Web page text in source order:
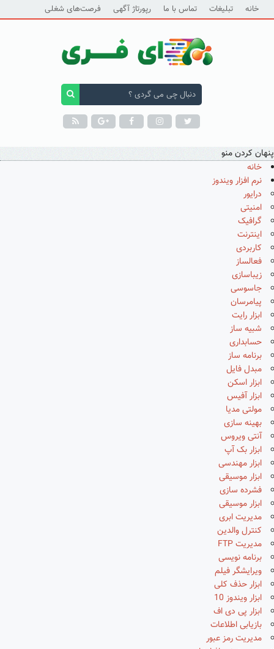
خانه تبلیغات تماس با ما رپورتاژ آگهی فرصت‌های شغلی
پنهان کردن منو
خانه
نرم افزار ویندوز
درایور
امنیتی
گرافیک
اینترنت
کاربردی
فعالساز
زیباسازی
جاسوسی
پیامرسان
ابزار رایت
شبیه ساز
حسابداری
برنامه ساز
مبدل فایل
ابزار اسکن
ابزار آفیس
مولتی مدیا
بهینه سازی
آنتی ویروس
ابزار بک آپ
ابزار مهندسی
ابزار موسیقی
فشرده سازی
ابزار موسیقی
مدیریت ابری
کنترل والدین
مدیریت FTP
برنامه نویسی
ویرایشگر فیلم
ابزار حذف کلی
ابزار ویندوز 10
ابزار پی دی اف
بازیابی اطلاعات
مدیریت رمز عبور